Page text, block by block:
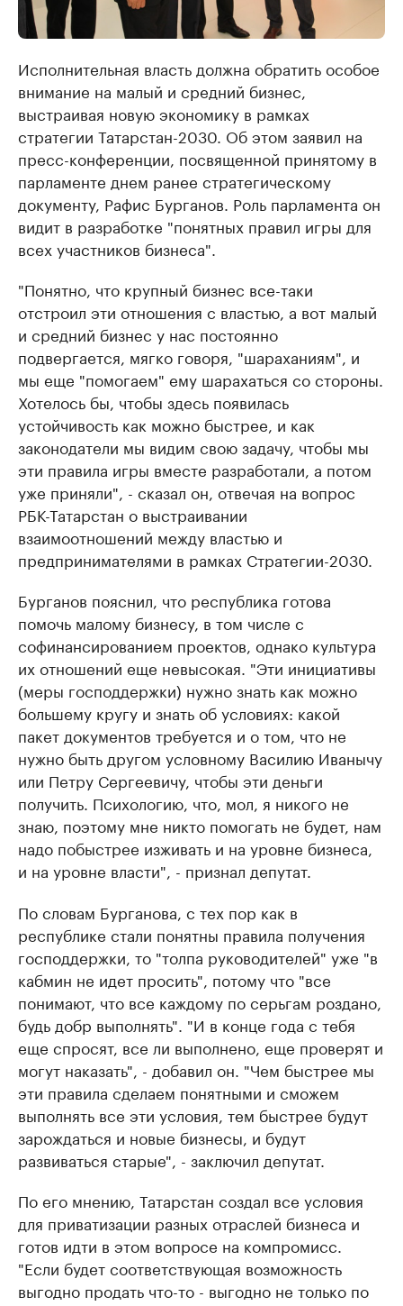
Исполнительная власть должна обратить особое
внимание на малый и средний бизнес,
выстраивая новую экономику в рамках
стратегии Татарстан-2030. Об этом заявил на
пресс-конференции, посвященной принятому в
парламенте днем ранее стратегическому
документу, Рафис Бурганов. Роль парламента он
видит в разработке "понятных правил игры для
всех участников бизнеса".
"Понятно, что крупный бизнес все-таки
отстроил эти отношения с властью, а вот малый
и средний бизнес у нас постоянно
подвергается, мягко говоря, "шараханиям", и
мы еще "помогаем" ему шарахаться со стороны.
Хотелось бы, чтобы здесь появилась
устойчивость как можно быстрее, и как
законодатели мы видим свою задачу, чтобы мы
эти правила игры вместе разработали, а потом
уже приняли", - сказал он, отвечая на вопрос
РБК-Татарстан о выстраивании
взаимоотношений между властью и
предпринимателями в рамках Стратегии-2030.
Бурганов пояснил, что республика готова
помочь малому бизнесу, в том числе с
софинансированием проектов, однако культура
их отношений еще невысокая. "Эти инициативы
(меры господдержки) нужно знать как можно
большему кругу и знать об условиях: какой
пакет документов требуется и о том, что не
нужно быть другом условному Василию Иванычу
или Петру Сергеевичу, чтобы эти деньги
получить. Психологию, что, мол, я никого не
знаю, поэтому мне никто помогать не будет, нам
надо побыстрее изживать и на уровне бизнеса,
и на уровне власти", - признал депутат.
По словам Бурганова, с тех пор как в
республике стали понятны правила получения
господдержки, то "толпа руководителей" уже "в
кабмин не идет просить", потому что "все
понимают, что все каждому по серьгам роздано,
будь добр выполнять". "И в конце года с тебя
еще спросят, все ли выполнено, еще проверят и
могут наказать", - добавил он. "Чем быстрее мы
эти правила сделаем понятными и сможем
выполнять все эти условия, тем быстрее будут
зарождаться и новые бизнесы, и будут
развиваться старые", - заключил депутат.
По его мнению, Татарстан создал все условия
для приватизации разных отраслей бизнеса и
готов идти в этом вопросе на компромисс.
"Если будет соответствующая возможность
выгодно продать что-то - выгодно не только по